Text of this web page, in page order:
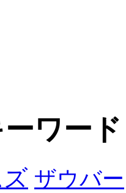
ワード
ザウバー